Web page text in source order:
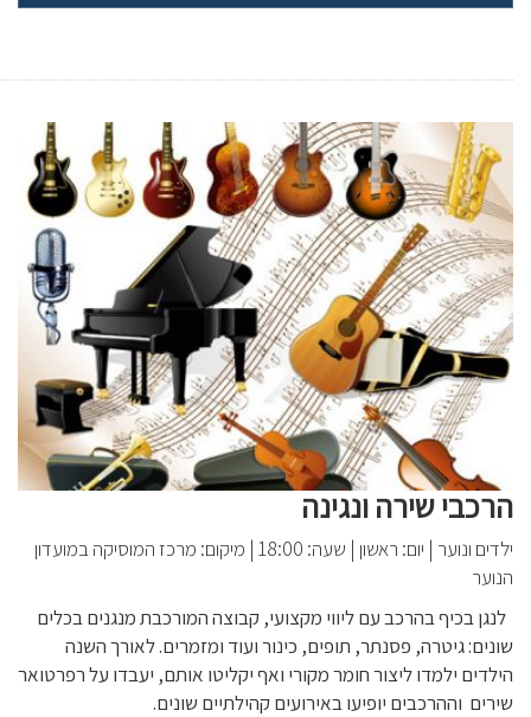
הרכבי שירה ונגינה
ילדים ונוער | יום: ראשון | שעה: 18:00 | מיקום: מרכז המוסיקה במועדון
הנוער
לנגן בכיף בהרכב עם ליווי מקצועי, קבוצה המורכבת מנגנים בכלים
שונים: גיטרה, פסנתר, תופים, כינור ועוד ומזמרים. לאורך השנה
הילדים ילמדו ליצור חומר מקורי ואף יקליטו אותם, יעבדו על רפרטואר
שירים וההרכבים יופיעו באירועים קהילתיים שונים.